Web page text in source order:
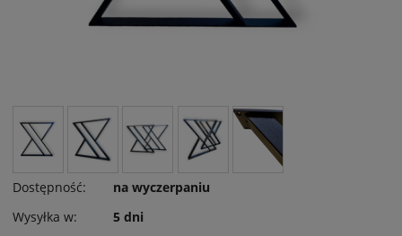
Dostępność:
na wyczerpaniu
Wysyłka w:
5 dni